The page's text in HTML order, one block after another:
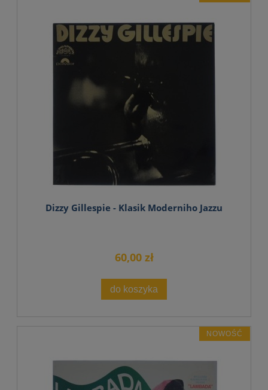
Dizzy Gillespie - Klasik Moderniho Jazzu
60,00 zł
do koszyka
NOWOŚĆ